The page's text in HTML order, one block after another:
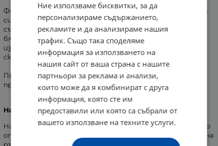
Формула без сапун, намалява пърхота чрез активната
си съставка- пироктон оламин. Овлажняващите
съставки съживяват косата и я поддържат силна и
блестяща. Нормалното за кожата рН 5,5 подпомага
изграждането на киселинната мантия на кожата на
скалпа.
Подходящ за употреба при т. нар. мазен пърхот,
причинен от себореен дерматит на скалпа.
Начин на употреба:
Намокрете косата си. Използвайте малко количество
от шампоана, като го превърнете в пяна в дланите на
Ние използваме бисквитки, за да
персонализираме съдържанието,
рекламите и да анализираме нашия
трафик. Също така споделяме
информация за използването на
нашия сайт от ваша страна с нашите
партньори за реклама и анализи,
които може да я комбинират с друга
информация, която сте им
предоставили или която са събрали от
вашето използване на техните услуги.